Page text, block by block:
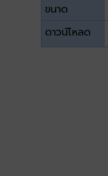
ขนาด
ดาวน์โหลด